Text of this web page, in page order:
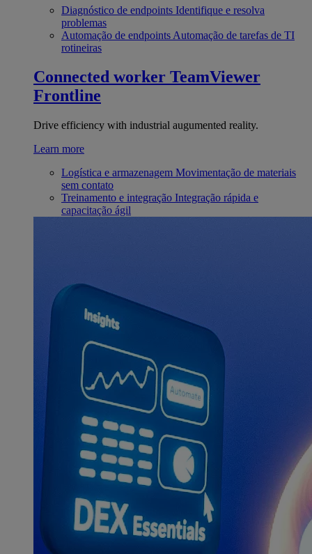
Diagnóstico de endpoints Identifique e resolva
problemas
Automação de endpoints Automação de tarefas de TI
rotineiras
Connected worker TeamViewer
Frontline
Drive efficiency with industrial augumented reality.
Learn more
Logística e armazenagem Movimentação de materiais
sem contato
Treinamento e integração Integração rápida e
capacitação ágil